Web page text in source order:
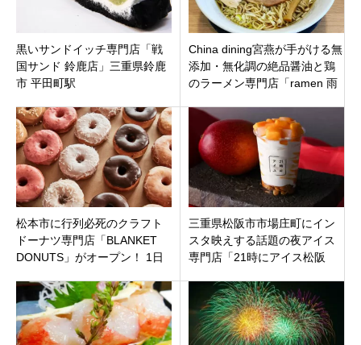
黒いサンドイッチ専門店「戦
国サンド 鈴鹿店」三重県鈴鹿
市 平田町駅
China dining宮燕が手がける無
添加・無化調の絶品醤油と鶏
のラーメン専門店「ramen 雨
松本市に行列必死のクラフト
ドーナツ専門店「BLANKET
DONUTS」がオープン！ 1日
三重県松阪市市場庄町にイン
スタ映えする話題の夜アイス
専門店「21時にアイス松阪